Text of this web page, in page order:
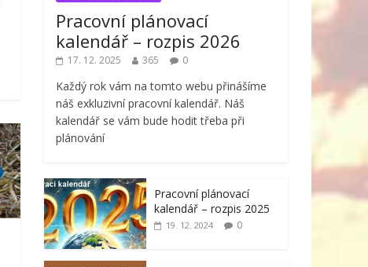
Pracovní plánovací
kalendář – rozpis 2026
17. 12. 2025 365 0
Každý rok vám na tomto webu přinášíme
náš exkluzivní pracovní kalendář. Náš
kalendář se vám bude hodit třeba při
plánování
Pracovní plánovací
kalendář – rozpis 2025
19. 12. 2024 0